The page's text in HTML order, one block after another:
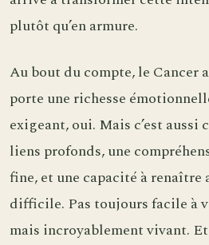
plutôt qu’en armure.
Au bout du compte, le Cancer
porte une richesse
exigeant, oui. Mais c’est aussi
liens profonds, une
fine, et une capacité à renaître
difficile. Pas toujours facile à
mais incroyablement vivant. Et